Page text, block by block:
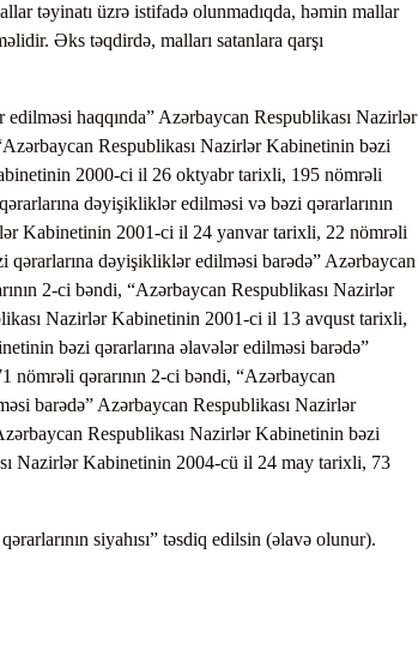
təyinatı üzrə istifadə olunmadıqda, həmin mallar
Əks təqdirdə, malları satanlara qarşı
haqqında” Azərbaycan Respublikası Nazirlər
Respublikası Nazirlər Kabinetinin bəzi
2000-ci il 26 oktyabr tarixli, 195 nömrəli
dəyişikliklər edilməsi və bəzi qərarlarının
Kabinetinin 2001-ci il 24 yanvar tarixli, 22 nömrəli
dəyişikliklər edilməsi barədə” Azərbaycan
2-ci bəndi, “Azərbaycan Respublikası Nazirlər
Nazirlər Kabinetinin 2001-ci il 13 avqust tarixli,
bəzi qərarlarına əlavələr edilməsi barədə”
qərarının 2-ci bəndi, “Azərbaycan
barədə” Azərbaycan Respublikası Nazirlər
Respublikası Nazirlər Kabinetinin bəzi
Nazirlər Kabinetinin 2004-cü il 24 may tarixli, 73
siyahısı” təsdiq edilsin (əlavə olunur).